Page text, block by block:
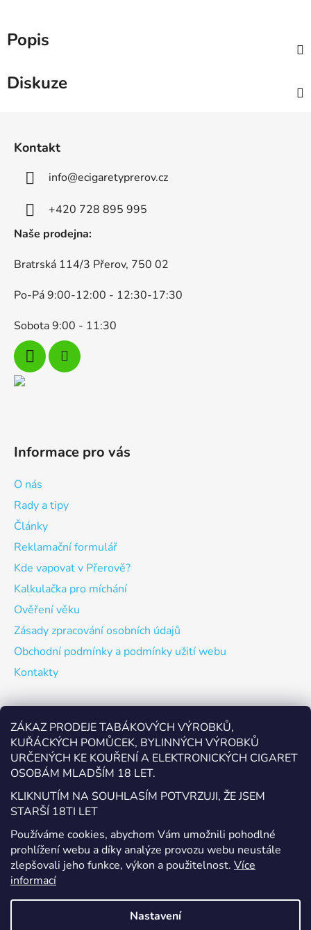
ZÁKAZ PRODEJE TABÁKOVÝCH VÝROBKŮ,
KUŘÁCKÝCH POMŮCEK, BYLINNÝCH VÝROBKŮ
URČENÝCH KE KOUŘENÍ A ELEKTRONICKÝCH CIGARET
OSOBÁM MLADŠÍM 18 LET.
KLIKNUTÍM NA SOUHLASÍM POTVRZUJI, ŽE JSEM
STARŠÍ 18TI LET
Používáme cookies, abychom Vám umožnili pohodlné
prohlížení webu a díky analýze provozu webu neustále
zlepšovali jeho funkce, výkon a použitelnost. Více
informací
Nastavení
Popis
Diskuze
Kontakt
info@ecigaretyprerov.cz
+420 728 895 995
Naše prodejna:
Bratrská 114/3 Přerov, 750 02
Po-Pá 9:00-12:00 - 12:30-17:30
Sobota 9:00 - 11:30
Informace pro vás
O nás
Rady a tipy
Články
Reklamační formulář
Kde vapovat v Přerově?
Kalkulačka pro míchání
Ověření věku
Zásady zpracování osobních údajů
Obchodní podmínky a podmínky užití webu
Kontakty
Odebírat newsletter
Vložte svůj e-mail a my vám budeme zasílat informace o
nových produktech na našem e-shopu.
E-mail
Vložením e-mailu souhlasíte s
podmínkami ochrany
osobních údajů
PŘIHLÁSIT SE